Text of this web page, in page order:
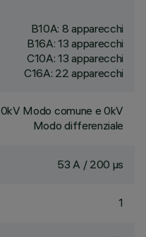
B10A: 8 apparecchi
B16A: 13 apparecchi
C10A: 13 apparecchi
C16A: 22 apparecchi
0kV Modo comune e 0kV
Modo differenziale
53 A / 200 µs
1